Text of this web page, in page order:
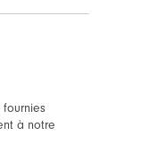
à notre